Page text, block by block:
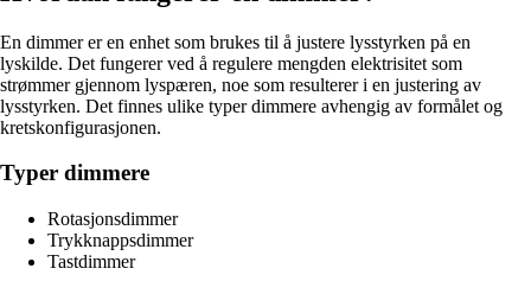
En dimmer er en enhet som brukes til å justere lysstyrken på en
lyskilde. Det fungerer ved å regulere mengden elektrisitet som
strømmer gjennom lyspæren, noe som resulterer i en justering av
lysstyrken. Det finnes ulike typer dimmere avhengig av formålet og
kretskonfigurasjonen.
Typer dimmere
Rotasjonsdimmer
Trykknappsdimmer
Tastdimmer